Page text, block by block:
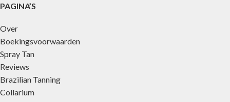
PAGINA’S
Over
Boekingsvoorwaarden
Spray Tan
Reviews
Brazilian Tanning
Collarium